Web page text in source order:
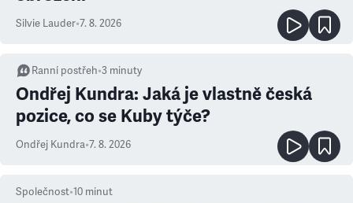
Silvie Lauder•7. 8. 2026
Ranní postřeh•3 minuty
Ondřej Kundra: Jaká je vlastně česká
pozice, co se Kuby týče?
Ondřej Kundra•7. 8. 2026
Společnost•10 minut